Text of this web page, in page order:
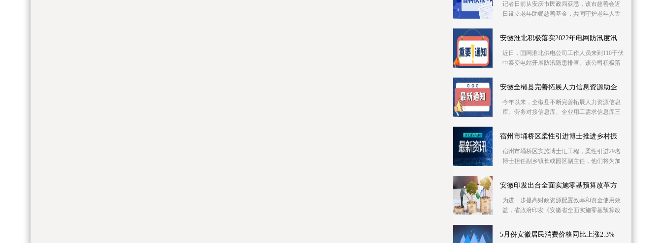
记者日前从安庆市民政局获悉，该市慈善会近
日设立老年助餐慈善基金，共同守护老年人舌
年食堂、社
安徽淮北积极落实2022年电网防汛度汛
近日，国网淮北供电公司工作人员来到110千伏
中泰变电站开展防汛隐患排查。该公司积极落
推进极端
安徽全椒县完善拓展人力信息资源助企
今年以来，全椒县不断完善拓展人力资源信息
库、劳务对接信息库、企业用工需求信息库三
息1 2万个
宿州市埇桥区柔性引进博士推进乡村振
宿州市埇桥区实施博士汇工程，柔性引进29名
博士担任副乡镇长或园区副主任，他们将为加
前，博士专
安徽印发出台全面实施零基预算改革方
为进一步提高财政资源配置效率和资金使用效
益，省政府印发《安徽省全面实施零基预算改
范围内全面
5月份安徽居民消费价格同比上涨2.3%